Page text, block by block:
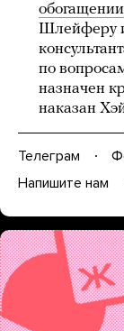
обогащении
Шлейферу
по
назначен
наказан
Телеграм
Напишите нам